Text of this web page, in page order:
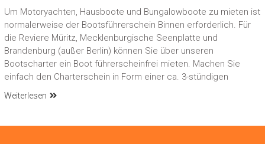
Um Motoryachten, Hausboote und Bungalowboote zu mieten ist
normalerweise der Bootsführerschein Binnen erforderlich. Für
die Reviere Müritz, Mecklenburgische Seenplatte und
Brandenburg (außer Berlin) können Sie über unseren
Bootscharter ein Boot führerscheinfrei mieten. Machen Sie
einfach den Charterschein in Form einer ca. 3-stündigen
Weiterlesen